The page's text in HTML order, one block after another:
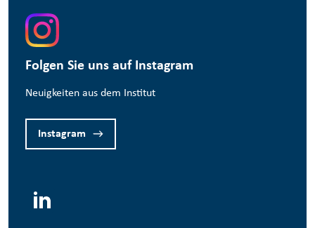
Folgen Sie uns auf Instagram
Neuigkeiten aus dem Institut
Instagram